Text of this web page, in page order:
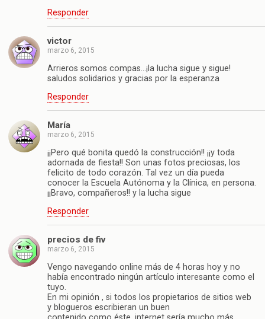
Responder
victor
marzo 6, 2015
Arrieros somos compas…¡la lucha sigue y sigue!
saludos solidarios y gracias por la esperanza
Responder
María
marzo 6, 2015
¡¡Pero qué bonita quedó la construcción!! ¡¡y toda
adornada de fiesta!! Son unas fotos preciosas, los
felicito de todo corazón. Tal vez un día pueda
conocer la Escuela Autónoma y la Clínica, en persona.
¡¡Bravo, compañeros!! y la lucha sigue
Responder
precios de fiv
marzo 6, 2015
Vengo navegando online más de 4 horas hoy y no
había encontrado ningún artículo interesante como el
tuyo.
En mi opinión , si todos los propietarios de sitios web
y blogueros escribieran un buen